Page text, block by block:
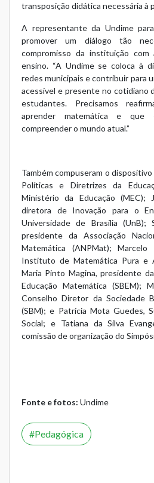
transposição didática necessária à
A representante da Undime
promover um diálogo tão
compromisso da instituição
ensino. “A Undime se coloca à
redes municipais e contribuir para
acessível e presente no cotidiano
estudantes. Precisamos
aprender matemática e que
compreender o mundo atual.”
Também compuseram o
Políticas e Diretrizes da
Ministério da Educação (MEC);
diretora de Inovação para o
Universidade de Brasília (UnB);
presidente da Associação
Matemática (ANPMat);
Instituto de Matemática Pura e
Maria Pinto Magina, presidente
Educação Matemática (SBEM);
Conselho Diretor da Sociedade
(SBM); e Patrícia Mota Guedes,
Social; e Tatiana da Silva
comissão de organização do
Fonte e fotos: Undime
Pedagógica